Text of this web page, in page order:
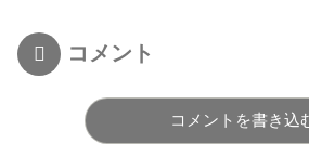
コメント
コメントを書き込